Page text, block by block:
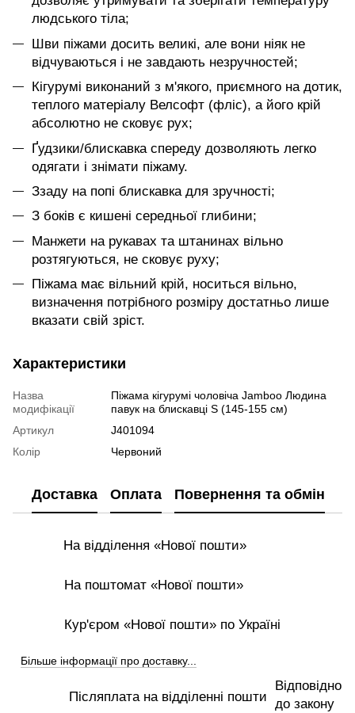
людського тіла;
Шви піжами досить великі, але вони ніяк не
відчуваються і не завдають незручностей;
Кігурумі виконаний з м'якого, приємного на дотик,
теплого матеріалу Велсофт (фліс), а його крій
абсолютно не сковує рух;
Ґудзики/блискавка спереду дозволяють легко
одягати і знімати піжаму.
Ззаду на попі блискавка для зручності;
З боків є кишені середньої глибини;
Манжети на рукавах та штанинах вільно
розтягуються, не сковує руху;
Піжама має вільний крій, носиться вільно,
визначення потрібного розміру достатньо лише
вказати свій зріст.
Характеристики
Назва
модифікації
Піжама кігурумі чоловіча Jamboo Людина
павук на блискавці S (145-155 см)
Артикул
J401094
Колір
Червоний
Доставка Оплата Повернення та обмін
На відділення «Нової пошти»
На поштомат «Нової пошти»
Кур'єром «Нової пошти» по Україні
Більше інформації про доставку...
Післяплата на відділенні пошти
Відповідно
до закону